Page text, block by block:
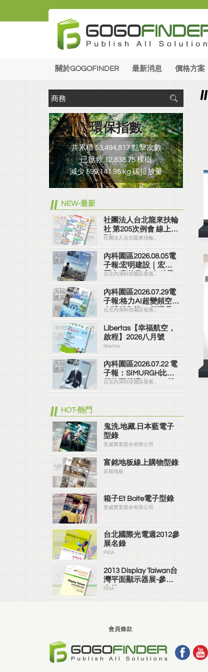
關於GOGOFINDER 最新消息 價格方案
環保指數
共累積 53,494,817 點擊次數
已拯救 12,838.75 棵樹
減少 599,141.95 kg 碳排放量
NEW-最新
社團法人台北龍來扶輪
社 第205次例會 線上社
刊
社團法人台北龍來扶輪...
內科園區2026.08.05電
子報:宏明建設｜宏明
麗山 家的靠山 內科最
高的安全承諾
台北內湖科技園區發展...
內科園區2026.07.29電
子報:格力AI超變頻空調
全球銷售第一 領導品
牌
台北內湖科技園區發展...
Libertas【幸福航空，
啟程】2026八月號
libertas
內科園區2026.07.22 電
子報：SIMURGH比你
想的更舒適｜Su-Si 舒
仕裝 都會日常輕鬆穿
台北內湖科技園區發展...
HOT-熱門
鬼洗.地藏.日本藍電子
型錄
普威實業股份有限公司
富銘地板線上購物型錄
富銘地板
箱子Et Boite電子型錄
普威實業股份有限公司
台北國際光電週2012參
展名錄
PIDA
2013 Display Taiwan台
灣平面顯示器展-參展
名錄
PIDA
會員條款